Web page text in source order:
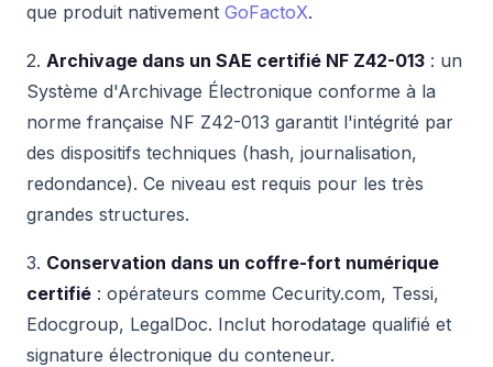
que produit nativement GoFactoX.
2. Archivage dans un SAE certifié NF Z42-013 : un
Système d'Archivage Électronique conforme à la
norme française NF Z42-013 garantit l'intégrité par
des dispositifs techniques (hash, journalisation,
redondance). Ce niveau est requis pour les très
grandes structures.
3. Conservation dans un coffre-fort numérique
certifié : opérateurs comme Cecurity.com, Tessi,
Edocgroup, LegalDoc. Inclut horodatage qualifié et
signature électronique du conteneur.